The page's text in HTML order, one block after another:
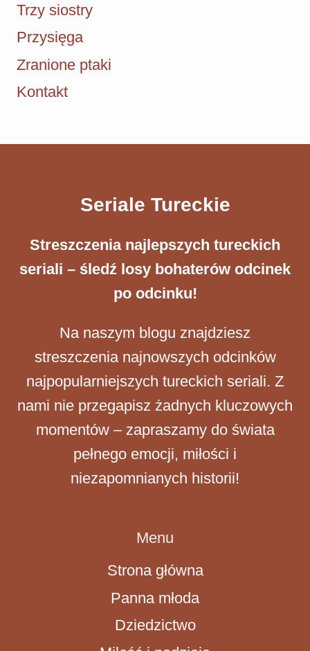
Trzy siostry
Przysięga
Zranione ptaki
Kontakt
Seriale Tureckie
Streszczenia ​najlepszych tureckich
seriali – śledź losy bohaterów odcinek
po odcinku!
Na naszym blogu znajdziesz
streszczenia najnowszych odcinków
najpopularniejszych tureckich seriali. Z
nami nie przegapisz żadnych kluczowych
momentów – zapraszamy do świata
pełnego emocji, miłości i
niezapomnianych historii!
Menu
Strona główna
Panna młoda
Dziedzictwo